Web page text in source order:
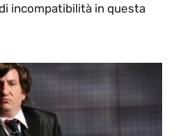
incompatibilità in questa